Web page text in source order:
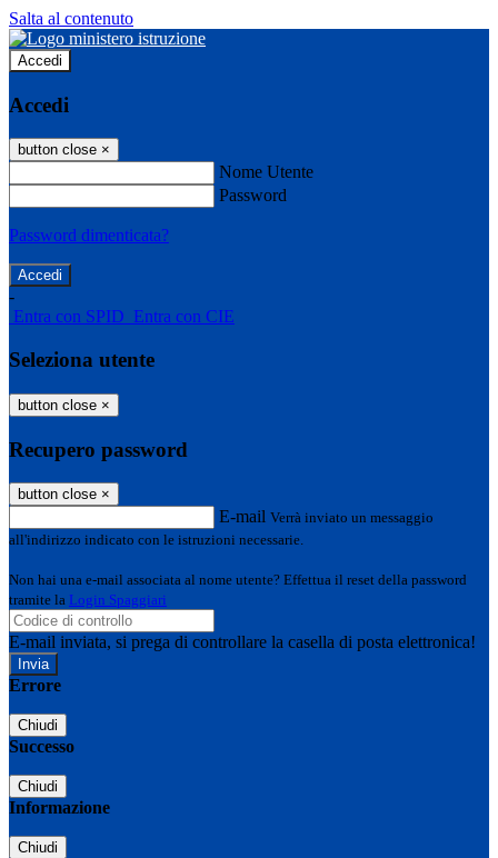
Salta al contenuto
Accedi
Accedi
button close ×
Nome Utente
Password
Password dimenticata?
-
Entra con SPID Entra con CIE
Seleziona utente
button close ×
Recupero password
button close ×
E-mail Verrà inviato un messaggio
all'indirizzo indicato con le istruzioni necessarie.
Non hai una e-mail associata al nome utente? Effettua il reset della password
tramite la Login Spaggiari
E-mail inviata, si prega di controllare la casella di posta elettronica!
Errore
Chiudi
Successo
Chiudi
Informazione
Chiudi